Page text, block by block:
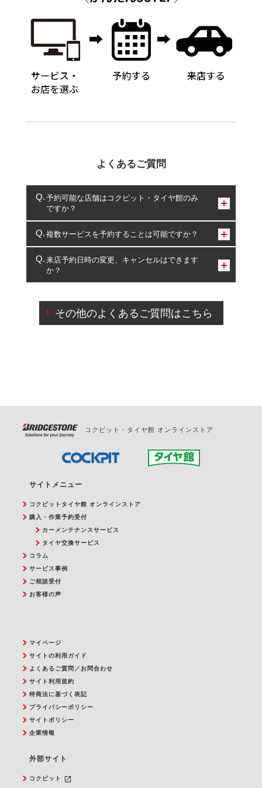
よくあるご質問
予約可能な店舗はコクピット・タイヤ館のみ
ですか？
コクピット・タイヤ館のみとなります。
複数サービスを予約することは可能ですか？
複数サービスのご予約は可能です。
一部の商品・サービスの組み合わせに限り、同時にご予約が
出来ないものもございます。
来店予約日時の変更、キャンセルはできます
か？
ご来店予約日の3営業日前を過ぎている場合のご予約
の日時変更につきましては、直接ご予約の店舗まで
その他のよくあるご質問はこちら
コクピット・タイヤ館 オンラインストア
サイトメニュー
コクピットタイヤ館 オンラインストア
購入・作業予約受付
カーメンテナンスサービス
タイヤ交換サービス
コラム
サービス事例
ご相談受付
お客様の声
マイページ
サイトの利用ガイド
よくあるご質問／お問合わせ
サイト利用規約
特商法に基づく表記
プライバシーポリシー
サイトポリシー
企業情報
外部サイト
コクピット
launch